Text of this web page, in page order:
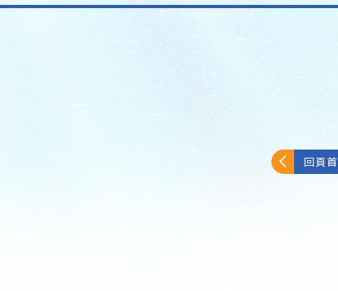
回頁首